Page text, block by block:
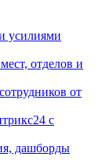
усилиями
отделов и
от
с
дашборды